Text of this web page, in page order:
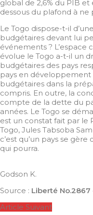
global de 2,6% du PIB
dessous du plafond à ne
Le Togo dispose-t-il
budgétaires devant lui
événements ?
évolue le Togo a-t-il un
budgétaires des pays
pays en développement
budgétaires dans la
compris. En outre, la
compte de la dette du
années. Le Togo se
est un constat fait par le
Togo, Jules Tabsoba
c’est qu’un pays se
qui pourra.
Godson K.
Source : Liberté
Article Suivant